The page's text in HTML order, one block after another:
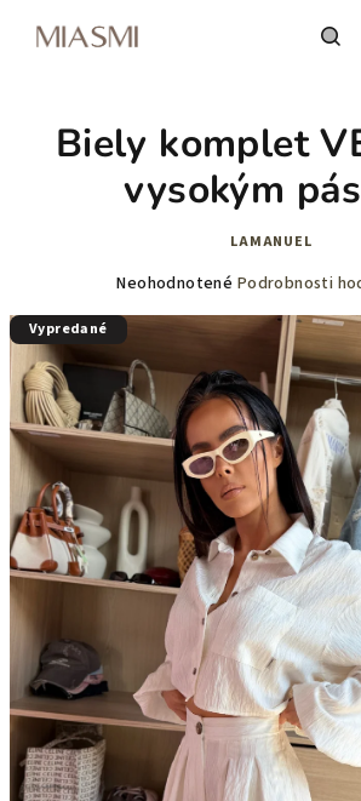
Biely komplet
vysokým
LAMANUEL
Priemerné
produktu
0,0
z
5
hviezdičiek.
Neohodnotené Podrobnosti
Vypredané